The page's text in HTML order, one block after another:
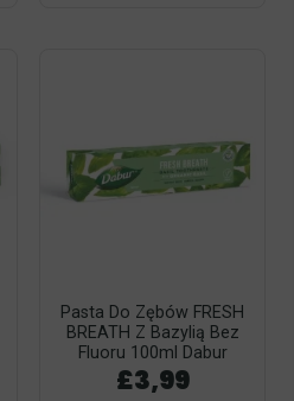
Pasta Do Zębów FRESH
BREATH Z Bazylią Bez
Fluoru 100ml Dabur
£3,99